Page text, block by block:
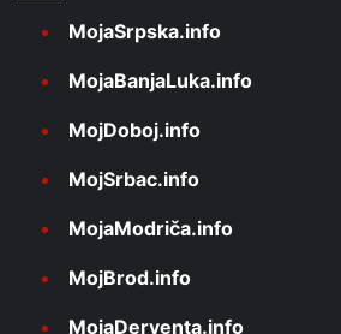
MojaSrpska.info
MojaBanjaLuka.info
MojDoboj.info
MojSrbac.info
MojaModriča.info
MojBrod.info
MojaDerventa.info